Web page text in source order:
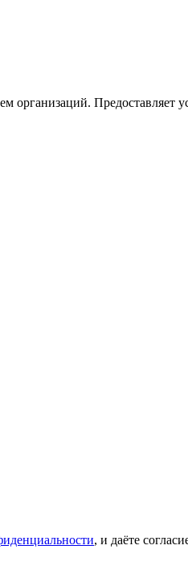
Предоставляет
, и даёте